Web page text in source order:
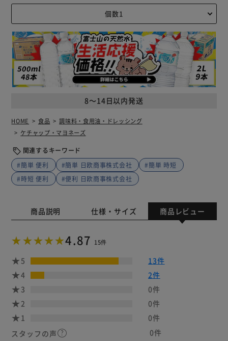
8～14日以内発送
HOME 食品
調味料・食用油・ドレッシング
ケチャップ・マヨネーズ
関連するキーワード
#簡単 便利
#簡単 日欧商事株式会社
#簡単 時短
#時短 便利
#便利 日欧商事株式会社
商品説明 仕様・サイズ 商品レビュー
4.87 15件
5
13件
4
2件
3
0件
2
0件
1
0件
スタッフの声
0件